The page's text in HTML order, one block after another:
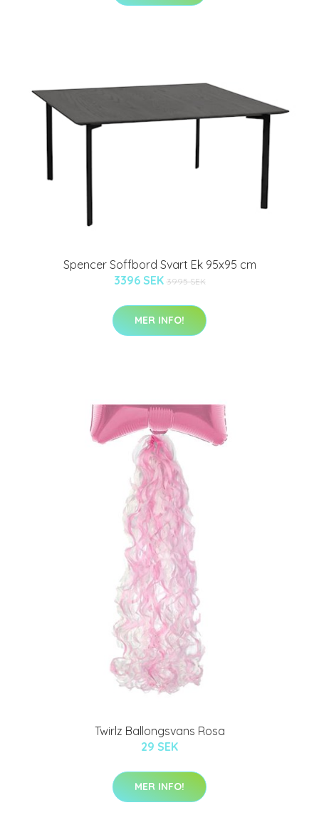
Spencer Soffbord Svart Ek 95x95 cm
3396 SEK 3995 SEK
MER INFO!
Twirlz Ballongsvans Rosa
29 SEK
MER INFO!